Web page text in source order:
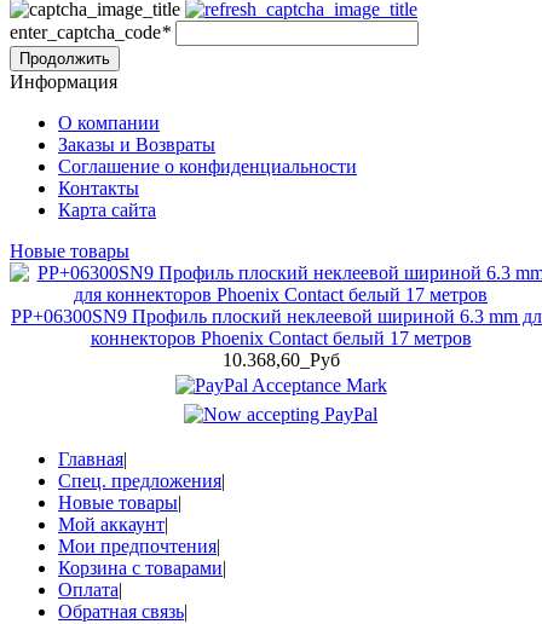
enter_captcha_code*
Продолжить
Информация
О компании
Заказы и Возвраты
Соглашение о конфиденциальности
Контакты
Карта сайта
Новые товары
PP+06300SN9 Профиль плоский неклеевой шириной 6.3 mm
коннекторов Phoenix Contact белый 17 метров
10.368,60_Руб
Главная|
Спец. предложения|
Новые товары|
Мой аккаунт|
Мои предпочтения|
Корзина с товарами|
Оплата|
Обратная связь|